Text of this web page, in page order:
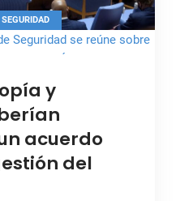
Seguridad se reúne sobre
y
acuerdo
del